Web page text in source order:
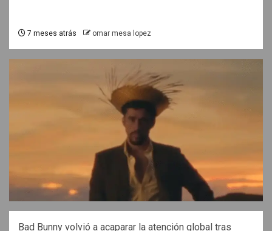
7 meses atrás omar mesa lopez
Bad Bunny volvió a acaparar la atención global tras